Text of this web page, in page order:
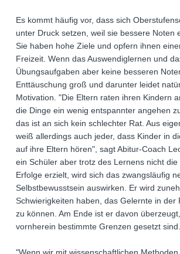
Es kommt häufig vor, dass sich
unter Druck setzen, weil sie bessere Noten
Sie haben hohe Ziele und opfern ihnen
Freizeit. Wenn das Auswendiglernen und
Übungsaufgaben aber keine besseren
Enttäuschung groß und darunter leidet
Motivation. "Die Eltern raten ihren Kindern
die Dinge ein wenig entspannter angehen
das ist an sich kein schlechter Rat. Aus
weiß allerdings auch jeder, dass Kinder in
auf ihre Eltern hören", sagt Abitur-Coach
ein Schüler aber trotz des Lernens nicht die
Erfolge erzielt, wird sich das zwangsläufig
Selbstbewusstsein auswirken. Er wird
Schwierigkeiten haben, das Gelernte in der
zu können. Am Ende ist er davon
vornherein bestimmte Grenzen gesetzt